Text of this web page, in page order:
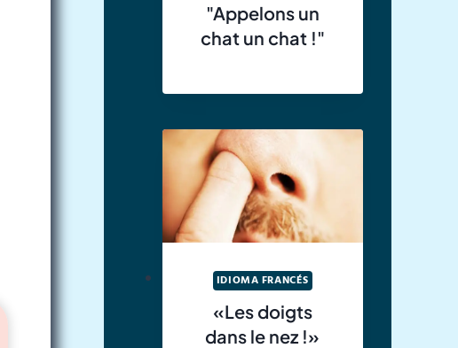
"Appelons un
chat un chat !"
IDIOMA FRANCÉS
«Les doigts
dans le nez !»